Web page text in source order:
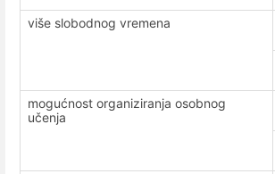
više slobodnog vremena
mogućnost organiziranja osobnog
učenja